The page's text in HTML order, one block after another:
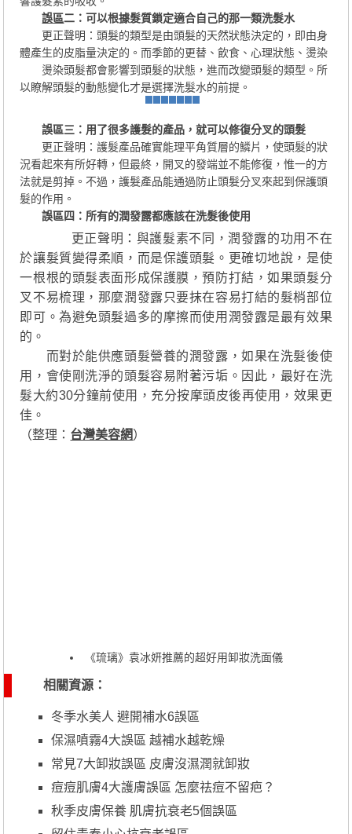
誤區二：可以根據髮質鎖定適合自己的那一類洗髮水
更正聲明：頭髮的類型是由頭髮的天然狀態決定的，即由身
體產生的皮脂量決定的。而季節的更替、飲食、心理狀態、燙染
燙染頭髮都會影響到頭髮的狀態，進而改變頭髮的類型。所
以瞭解頭髮的動態變化才是選擇洗髮水的前提。
誤區三：用了很多護髮的產品，就可以修復分叉的頭髮
更正聲明：護髮產品確實能理平角質層的鱗片，使頭髮的狀
況看起來有所好轉，但最終，開叉的發端並不能修復，惟一的方
法就是剪掉。不過，護髮產品能通過防止頭髮分叉來起到保護頭
髮的作用。
誤區四：所有的潤發露都應該在洗髮後使用
更正聲明：與護髮素不同，潤發露的功用不在
於讓髮質變得柔順，而是保護頭髮。更確切地說，是使
一根根的頭髮表面形成保護膜，預防打結，如果頭髮分
叉不易梳理，那麼潤發露只要抹在容易打結的髮梢部位
即可。為避免頭髮過多的摩擦而使用潤發露是最有效果
的。
而對於能供應頭髮營養的潤發露，如果在洗髮後使
用，會使剛洗淨的頭髮容易附著污垢。因此，最好在洗
髮大約30分鐘前使用，充分按摩頭皮後再使用，效果更
佳。
（整理：
台灣美容網）
《琉璃》袁冰妍推薦的超好用卸妝洗面儀
相關資源：
冬季水美人 避開補水6誤區
保濕噴霧4大誤區 越補水越乾燥
常見7大卸妝誤區 皮膚沒濕潤就卸妝
痘痘肌膚4大護膚誤區 怎麼祛痘不留疤？
秋季皮膚保養 肌膚抗衰老5個誤區
留住青春小心抗衰老誤區